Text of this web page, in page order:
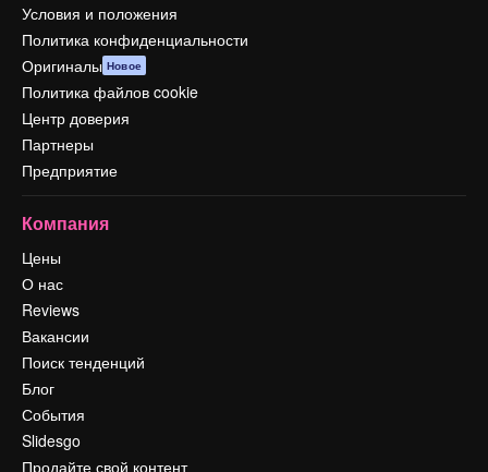
Условия и положения
Политика конфиденциальности
Оригиналы Новое
Политика файлов cookie
Центр доверия
Партнеры
Предприятие
Компания
Цены
О нас
Reviews
Вакансии
Поиск тенденций
Блог
События
Slidesgo
Продайте свой контент